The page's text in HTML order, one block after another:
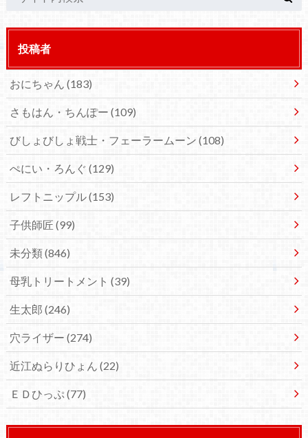
投稿者
おにちゃん (183)
さもはん・ちんぽー (109)
びしょびしょ戦士・フェーラームーン (108)
ぺにい・ろんぐ (129)
レフトニップル(153)
子供師匠 (99)
未分類(846)
母乳トリートメント (39)
生太郎 (246)
穴ライザー (274)
近江ぬらりひょん (22)
ＥＤひっぷ(77)